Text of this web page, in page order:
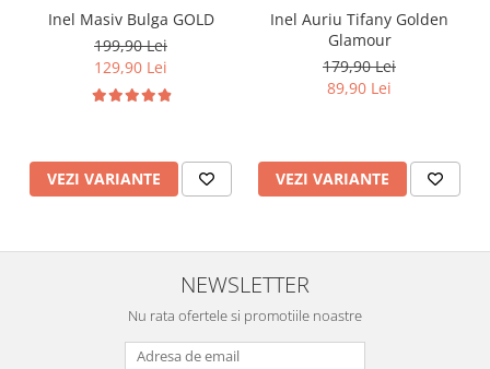
Inel Masiv Bulga GOLD
199,90 Lei
129,90 Lei
VEZI VARIANTE
Inel Auriu Tifany Golden
Glamour
179,90 Lei
89,90 Lei
VEZI VARIANTE
NEWSLETTER
Nu rata ofertele si promotiile noastre